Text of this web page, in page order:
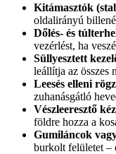
Kitámasztók
oldalirányú
Dőlés- és
vezérlést, ha
Süllyesztett
leállítja az összes
Leesés elleni
zuhanásgátló
Vészleeresztő
földre hozza a
Gumiláncok
burkolt felületet –